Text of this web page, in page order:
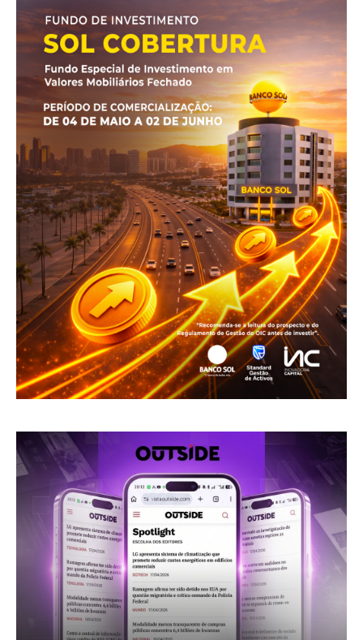
Revista Outside
- Seja Leitor Gold Plus -
ASSINAR
A Empresa
Sobre nós
Diretrizes Editoriais
Política de Privacidade
Planos de assinatura
Minha conta